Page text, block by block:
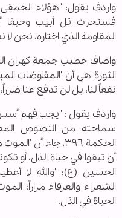
واردف يقول: "هؤلاء الحمقى
فسنحرث تل أبيب وحيفا
المقاومة الذي اختاره، نحن
واضاف خطيب جمعة كهران
الثورة هي أن 'المفاوضات
نفعاً لنا، بل لن تدفع عنا
واردف يقول : "يجب فهم أسس
سماحته من النصوص
الحكمة ٣٩٦، جاء
أن تبقوا في حياة الذل، أو
الحسين (ع): 'والله لا
الشعراء والعرفاء مراراً:
الحياة في الذل."